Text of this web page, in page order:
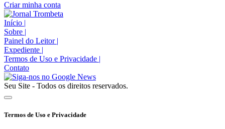
Criar minha conta
Início |
Sobre |
Painel do Leitor |
Expediente |
Termos de Uso e Privacidade |
Contato
Seu Site - Todos os direitos reservados.
Termos de Uso e Privacidade